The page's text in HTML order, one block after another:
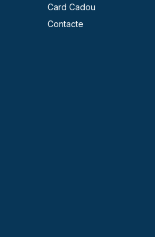
Card Cadou
Contacte